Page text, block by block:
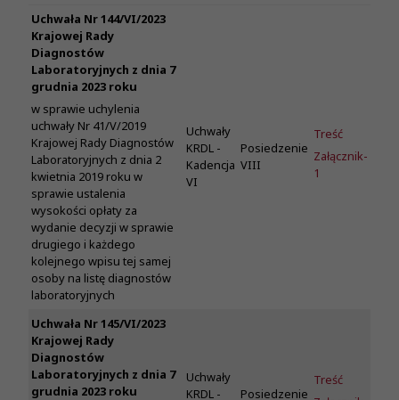
Uchwała Nr 144/VI/2023
Krajowej Rady
Diagnostów
Laboratoryjnych z dnia 7
grudnia 2023 roku
w sprawie uchylenia
uchwały Nr 41/V/2019
Krajowej Rady Diagnostów
Laboratoryjnych z dnia 2
kwietnia 2019 roku w
sprawie ustalenia
wysokości opłaty za
wydanie decyzji w sprawie
drugiego i każdego
kolejnego wpisu tej samej
osoby na listę diagnostów
laboratoryjnych
Uchwały
KRDL -
Kadencja
VI
Posiedzenie
VIII
Treść
Załącznik-
1
Uchwała Nr 145/VI/2023
Krajowej Rady
Diagnostów
Laboratoryjnych z dnia 7
grudnia 2023 roku
Uchwały
KRDL -
Posiedzenie
Treść